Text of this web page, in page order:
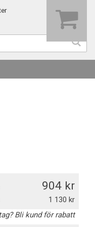
904
1 130
Bli kund för rabatt